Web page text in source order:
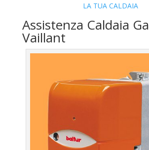
LA TUA CALDAIA
Assistenza Caldaia
Vaillant